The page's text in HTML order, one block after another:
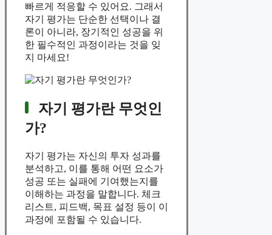
빠르게 적응할 수 있어요. 그래서
자기 평가는 단순한 선택이나 결
론이 아니라, 장기적인 성공을 위
한 필수적인 과정이라는 것을 잊
지 마세요!
자기 평가란 무엇인
가?
자기 평가는 자신의 투자 성과를
분석하고, 이를 통해 어떤 요소가
성공 또는 실패에 기여했는지를
이해하는 과정을 말합니다. 체크
리스트, 피드백, 목표 설정 등이 이
과정에 포함될 수 있습니다.